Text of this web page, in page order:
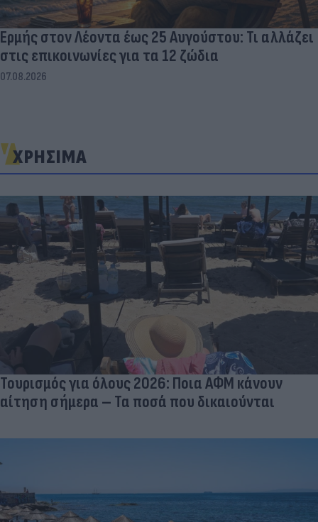
Ερμής στον Λέοντα έως 25 Αυγούστου: Τι αλλάζει
στις επικοινωνίες για τα 12 ζώδια
07.08.2026
ΧΡΗΣΙΜΑ
Τουρισμός για όλους 2026: Ποια ΑΦΜ κάνουν
αίτηση σήμερα – Τα ποσά που δικαιούνται